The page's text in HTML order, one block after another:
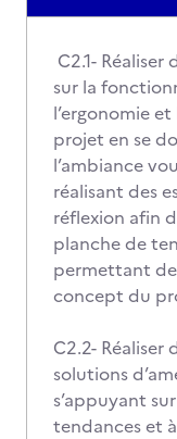
C2.1- Réaliser
sur la
l’ergonomie
projet en se
l’ambiance
réalisant des
réflexion afin
planche de
permettant
concept du
C2.2- Réaliser
solutions
s’appuyant
tendances et